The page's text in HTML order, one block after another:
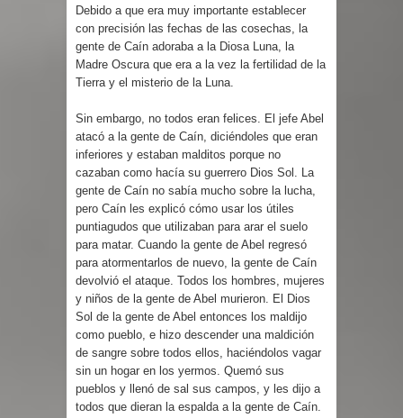
Debido a que era muy importante establecer
con precisión las fechas de las cosechas, la
gente de Caín adoraba a la Diosa Luna, la
Madre Oscura que era a la vez la fertilidad de la
Tierra y el misterio de la Luna.
Sin embargo, no todos eran felices. El jefe Abel
atacó a la gente de Caín, diciéndoles que eran
inferiores y estaban malditos porque no
cazaban como hacía su guerrero Dios Sol. La
gente de Caín no sabía mucho sobre la lucha,
pero Caín les explicó cómo usar los útiles
puntiagudos que utilizaban para arar el suelo
para matar. Cuando la gente de Abel regresó
para atormentarlos de nuevo, la gente de Caín
devolvió el ataque. Todos los hombres, mujeres
y niños de la gente de Abel murieron. El Dios
Sol de la gente de Abel entonces los maldijo
como pueblo, e hizo descender una maldición
de sangre sobre todos ellos, haciéndolos vagar
sin un hogar en los yermos. Quemó sus
pueblos y llenó de sal sus campos, y les dijo a
todos que dieran la espalda a la gente de Caín.